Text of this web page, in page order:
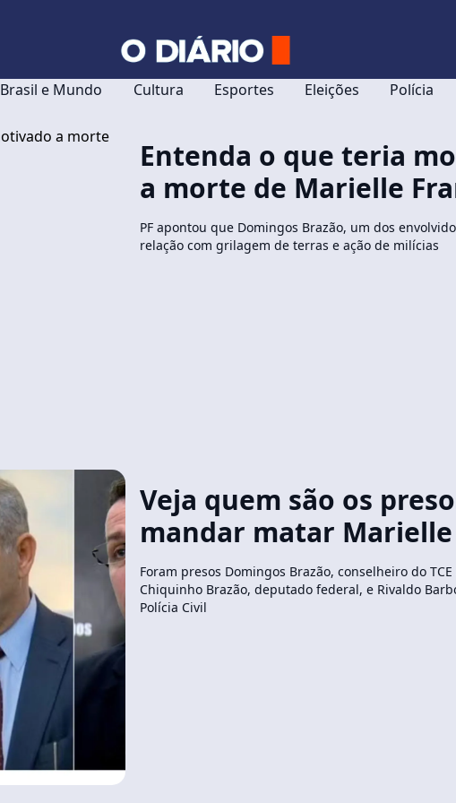
Brasil e Mundo Cultura Esportes Eleições Polícia
Entenda o que teria
a morte de Marielle
PF apontou que Domingos Brazão, um dos
relação com grilagem de terras e ação de milícias
Veja quem são os
mandar matar Marielle
Foram presos Domingos Brazão, conselheiro do TCE
Chiquinho Brazão, deputado federal, e Rivaldo
Polícia Civil